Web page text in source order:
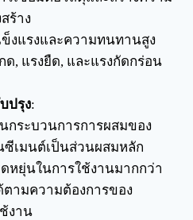
ร้าง
งแรงและความทนทานสูง
, แรงยืด, และแรงกัดกร่อน
ปรุง:
กระบวนการการผสมของ
เมนต์เป็นส่วนผสมหลัก
หยุ่นในการใช้งานมากกว่า
ตามความต้องการของ
งาน